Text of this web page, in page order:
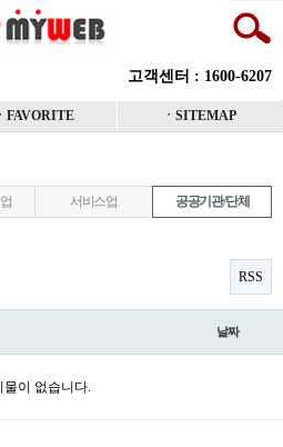
고객센터 : 1600-6207
ㆍFAVORITE ㆍSITEMAP
서비스업
공공기관/단체
RSS
날짜
물이 없습니다.